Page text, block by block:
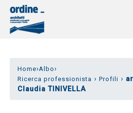
Home›Albo›
Ricerca professionista › Profili ›
Claudia TINIVELLA